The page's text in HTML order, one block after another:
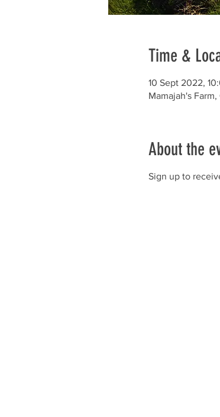
Time &
10 Sept 2022,
Mamajah's
About the
Sign up to